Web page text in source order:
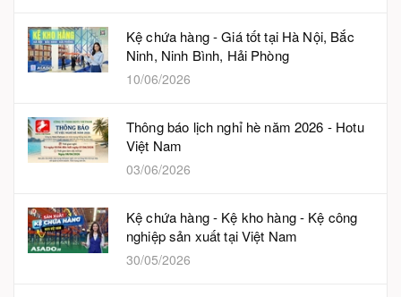
Kệ chứa hàng - Giá tốt tại Hà Nội, Bắc
Ninh, Ninh Bình, Hải Phòng
10/06/2026
Thông báo lịch nghỉ hè năm 2026 - Hotu
Việt Nam
03/06/2026
Kệ chứa hàng - Kệ kho hàng - Kệ công
nghiệp sản xuất tại Việt Nam
30/05/2026